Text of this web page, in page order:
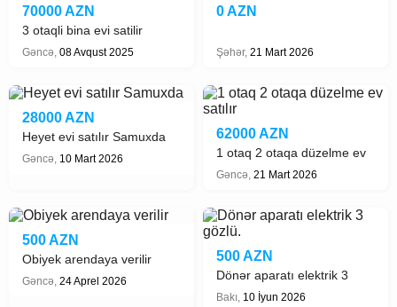
70000 AZN
3 otaqli bina evi satilir
Gəncə, 08 Avqust 2025
0 AZN
Şəhər, 21 Mart 2026
28000 AZN
Heyet evi satılır Samuxda
Gəncə, 10 Mart 2026
62000 AZN
1 otaq 2 otaqa düzelme ev
satılır
Gəncə, 21 Mart 2026
500 AZN
Obiyek arendaya verilir
Gəncə, 24 Aprel 2026
500 AZN
Dönər aparatı elektrik 3
gözlü.
Bakı, 10 İyun 2026